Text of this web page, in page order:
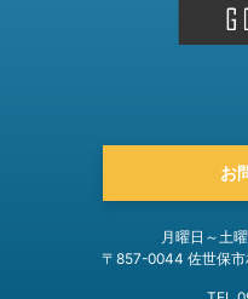
お
月曜日～土
〒857-0044 佐世保